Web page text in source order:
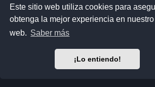
Este sitio web utiliza cookies para
obtenga la mejor experiencia en
web. Saber más
¡Lo entiendo!
Índice general Todos
Matrix Edition byPlantillas
Traducción al español por
Condiciones